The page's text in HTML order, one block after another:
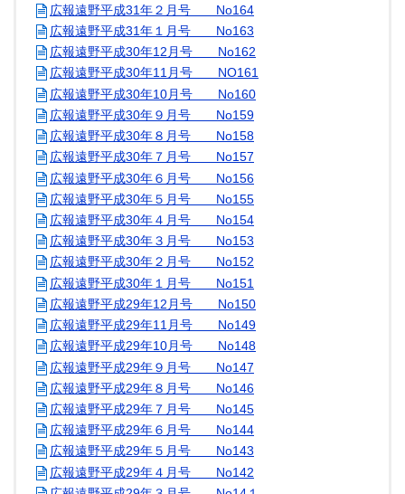
広報遠野平成31年２月号 No164
広報遠野平成31年１月号 No163
広報遠野平成30年12月号 No162
広報遠野平成30年11月号 NO161
広報遠野平成30年10月号 No160
広報遠野平成30年９月号 No159
広報遠野平成30年８月号 No158
広報遠野平成30年７月号 No157
広報遠野平成30年６月号 No156
広報遠野平成30年５月号 No155
広報遠野平成30年４月号 No154
広報遠野平成30年３月号 No153
広報遠野平成30年２月号 No152
広報遠野平成30年１月号 No151
広報遠野平成29年12月号 No150
広報遠野平成29年11月号 No149
広報遠野平成29年10月号 No148
広報遠野平成29年９月号 No147
広報遠野平成29年８月号 No146
広報遠野平成29年７月号 No145
広報遠野平成29年６月号 No144
広報遠野平成29年５月号 No143
広報遠野平成29年４月号 No142